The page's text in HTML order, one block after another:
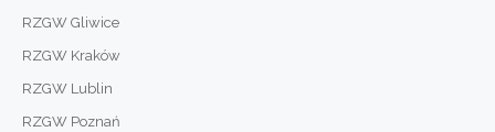
RZGW Gliwice
RZGW Kraków
RZGW Lublin
RZGW Poznań